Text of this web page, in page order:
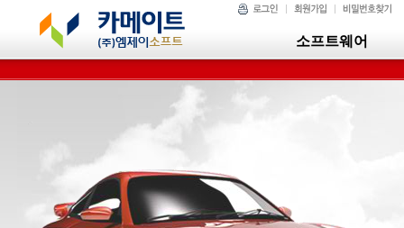
소프트웨어